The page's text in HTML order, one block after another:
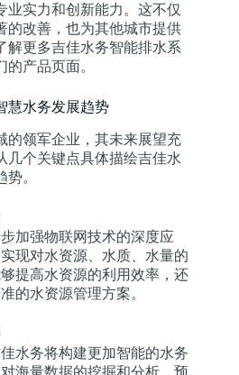
业实力和创新能力。这不仅
的改善，也为其他城市提供
解更多吉佳水务智能排水系
产品页面。
慧水务发展趋势
的领军企业，其未来展望充
几个关键点具体描绘吉佳水
。
加强物联网技术的深度应
现对水资源、水质、水量的
提高水资源的利用效率，还
的水资源管理方案。
水务将构建更加智能的水务
海量数据的挖掘和分析，预